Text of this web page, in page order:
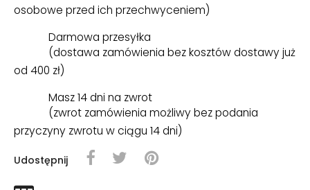
osobowe przed ich przechwyceniem)
Darmowa przesyłka
(dostawa zamówienia bez kosztów dostawy już
od 400 zł)
Masz 14 dni na zwrot
(zwrot zamówienia możliwy bez podania
przyczyny zwrotu w ciągu 14 dni)
Udostępnij